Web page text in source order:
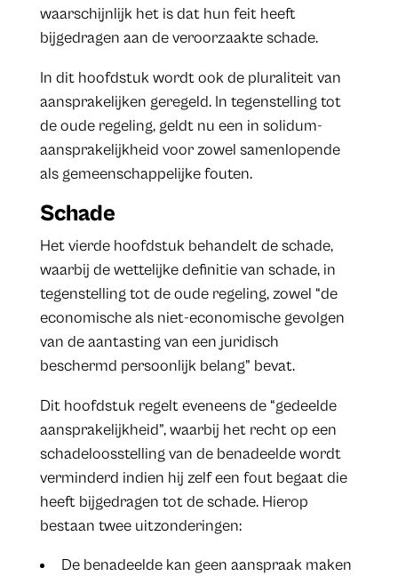
waarschijnlijk het is dat hun feit heeft
bijgedragen aan de veroorzaakte schade.
In dit hoofdstuk wordt ook de pluraliteit van
aansprakelijken geregeld. In tegenstelling tot
de oude regeling, geldt nu een in solidum-
aansprakelijkheid voor zowel samenlopende
als gemeenschappelijke fouten.
Schade
Het vierde hoofdstuk behandelt de schade,
waarbij de wettelijke definitie van schade, in
tegenstelling tot de oude regeling, zowel “de
economische als niet-economische gevolgen
van de aantasting van een juridisch
beschermd persoonlijk belang” bevat.
Dit hoofdstuk regelt eveneens de “gedeelde
aansprakelijkheid”, waarbij het recht op een
schadeloosstelling van de benadeelde wordt
verminderd indien hij zelf een fout begaat die
heeft bijgedragen tot de schade. Hierop
bestaan twee uitzonderingen:
De benadeelde kan geen aanspraak maken